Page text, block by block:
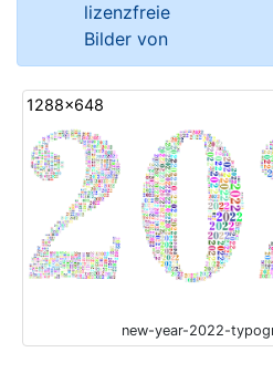
lizenzfreie
Bilder von
1288x648
new-year-2022-